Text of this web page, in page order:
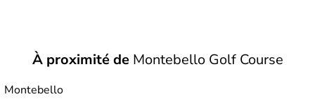
À proximité deMontebello Golf Course
Montebello